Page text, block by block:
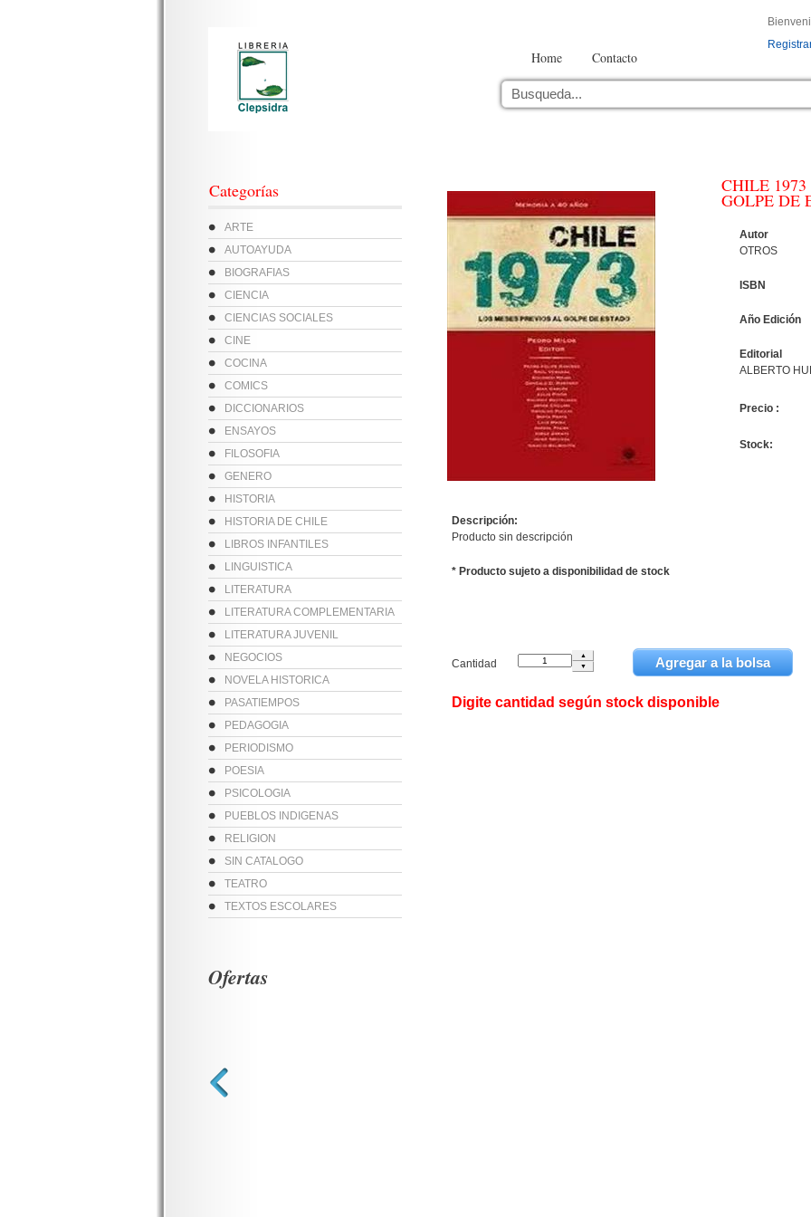
Home Contacto
Categorías
ARTE
AUTOAYUDA
BIOGRAFIAS
CIENCIA
CIENCIAS SOCIALES
CINE
COCINA
COMICS
DICCIONARIOS
ENSAYOS
FILOSOFIA
GENERO
HISTORIA
HISTORIA DE CHILE
LIBROS INFANTILES
LINGUISTICA
LITERATURA
LITERATURA COMPLEMENTARIA
LITERATURA JUVENIL
NEGOCIOS
NOVELA HISTORICA
PASATIEMPOS
PEDAGOGIA
PERIODISMO
POESIA
PSICOLOGIA
PUEBLOS INDIGENAS
RELIGION
SIN CATALOGO
TEATRO
TEXTOS ESCOLARES
CHILE
GOLPE DE
Autor
OTROS
ISBN
Año Edición
Editorial
ALBERTO
Precio :
Stock:
Descripción:
Producto sin descripción
* Producto sujeto a disponibilidad de stock
Cantidad
Digite cantidad según stock disponible
Ofertas